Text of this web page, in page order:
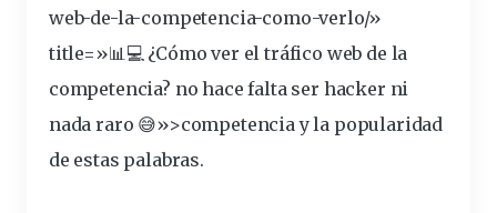
web-de-la-competencia-como-verlo/»
title=»📊💻 ¿Cómo ver eltráfico web de la
competencia? no hace falta ser hacker ni
nada raro 😅»>competencia y la popularidad
de estas palabras.